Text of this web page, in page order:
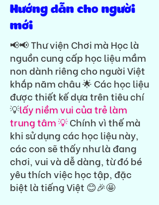
Hướng dẫn cho người
mới
📢📢 Thư viện Chơi mà Học là
nguồn cung cấp học liệu mầm
non dành riêng cho người Việt
khắp năm châu 🌟 Các học liệu
được thiết kế dựa trên tiêu chí
💡lấy niềm vui của trẻ làm
trung tâm 💡Chính vì thế mà
khi sử dụng các học liệu này,
các con sẽ thấy như là đang
chơi, vui và dễ dàng, từ đó bé
yêu thích việc học tập, đặc
biệt là tiếng Việt 😊🎉🤩